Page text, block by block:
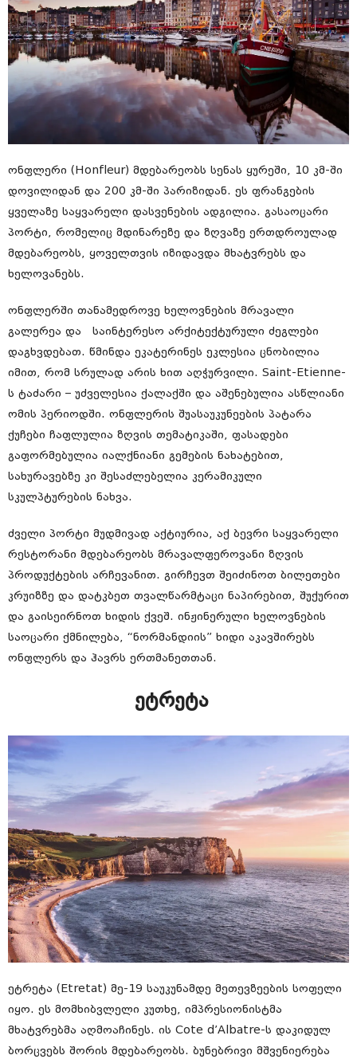
ონფლერი (Honfleur) მდებარეობს სენას ყურეში, 10 კმ-ში
დოვილიდან და 200 კმ-ში პარიზიდან. ეს ფრანგების
ყველაზე საყვარელი დასვენების ადგილია. გასაოცარი
პორტი, რომელიც მდინარეზე და ზღვაზე ერთდროულად
მდებარეობს, ყოველთვის იზიდავდა მხატვრებს და
ხელოვანებს.
ონფლერში თანამედროვე ხელოვნების მრავალი
გალერეა და საინტერესო არქიტექტურული ძეგლები
დაგხვდებათ. წმინდა ეკატერინეს ეკლესია ცნობილია
იმით, რომ სრულად არის ხით აღჭურვილი. Saint-Etienne-
ს ტაძარი – უძველესია ქალაქში და აშენებულია ასწლიანი
ომის პერიოდში. ონფლერის შუასაუკუნეების პატარა
ქუჩები ჩაფლულია ზღვის თემატიკაში, ფასადები
გაფორმებულია იალქნიანი გემების ნახატებით,
სახურავებზე კი შესაძლებელია კერამიკული
სკულპტურების ნახვა.
ძველი პორტი მუდმივად აქტიურია, აქ ბევრი საყვარელი
რესტორანი მდებარეობს მრავალფეროვანი ზღვის
პროდუქტების არჩევანით. გირჩევთ შეიძინოთ ბილეთები
კრუიზზე და დატკბეთ თვალწარმტაცი ნაპირებით, შუქურით
და გაისეირნოთ ხიდის ქვეშ. ინჟინერული ხელოვნების
საოცარი ქმნილება, “ნორმანდიის” ხიდი აკავშირებს
ონფლერს და ჰავრს ერთმანეთთან.
ეტრეტა
ეტრეტა (Etretat) მე-19 საუკუნამდე მეთევზეების სოფელი
იყო. ეს მომხიბვლელი კუთხე, იმპრესიონისტმა
მხატვრებმა აღმოაჩინეს. ის Cote d’Albatre-ს დაკიდულ
ბორცვებს შორის მდებარეობს. ბუნებრივი მშვენიერება